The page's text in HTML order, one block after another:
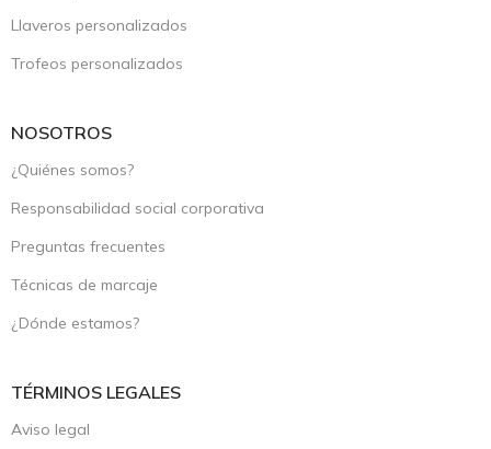
Llaveros personalizados
Trofeos personalizados
NOSOTROS
¿Quiénes somos?
Responsabilidad social corporativa
Preguntas frecuentes
Técnicas de marcaje
¿Dónde estamos?
TÉRMINOS LEGALES
Aviso legal